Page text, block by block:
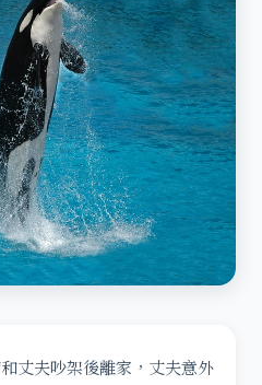
丈夫吵架後離家，丈夫意外